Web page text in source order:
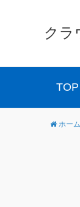
クラ
TOP
ホーム